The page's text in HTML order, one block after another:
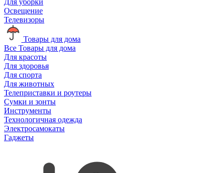
Освещение
Телевизоры
Товары для дома
Все Товары для дома
Для красоты
Для здоровья
Для спорта
Для животных
Телеприставки и роутеры
Сумки и зонты
Инструменты
Технологичная одежда
Электросамокаты
Гаджеты